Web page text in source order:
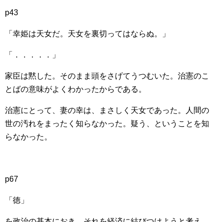
p43
「幸姫は天女だ。天女を裏切ってはならぬ。」
「．．．．．」
家臣は黙した。そのまま頭をさげてうつむいた。治憲のこ
とばの意味がよくわかったからである。
治憲にとって、妻の幸は、まさしく天女であった。人間の
世の汚れをまったく知らなかった。疑う、ということを知
らなかった。
p67
「徳」